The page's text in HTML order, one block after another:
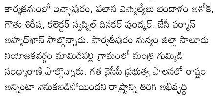
కార్యక్రమంలో ఇచ్ఛాపురం, పలాస ఎమ్మెల్యేలు బెందాళం అశోక్‌,
గౌతు శిరీష, కలెక్టర్‌ స్వప్నిల్‌ దినకర్‌ పుండ్కర్‌, జేసీ ఫర్మాన్‌
అహ్మద్‌ఖాన్‌ పాల్గొన్నారు. పార్వతీపురం మన్యం జిల్లా సాలూరు
నియోజకవర్గం మామిడిపల్లి గ్రామంలో మంత్రి గుమ్మిడి
సంధ్యారాణి పాల్గొన్నారు. గత వైసీపీ ప్రభుత్వ పాలనలో రాష్ట్రం
అన్నింటా వెనుకబడిపోయిందని రాష్ర్టాన్ని తిరిగి అభివృద్ధి